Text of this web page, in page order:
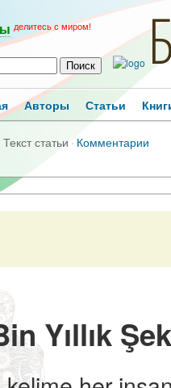
делитесь с миром!
Авторы Статьи
Текст статьи · Комментарии
Yıllık